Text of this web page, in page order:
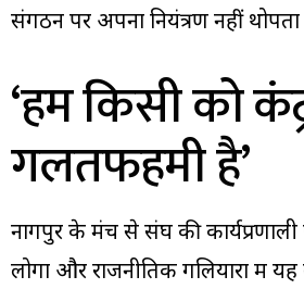
संगठन पर अपना नियंत्रण नहीं
‘हम किसी को
गलतफहमी है’
नागपुर के मंच से संघ की
लोगों और राजनीतिक गलियारों में